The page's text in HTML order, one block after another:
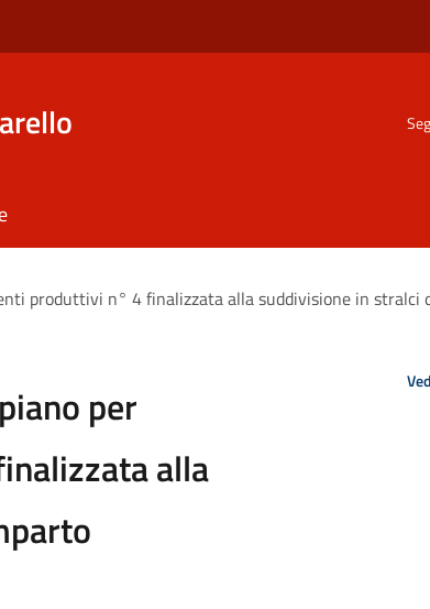
produttivi n° 4 finalizzata alla suddivisione in stralci
per
alla